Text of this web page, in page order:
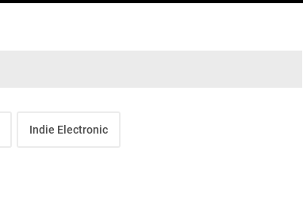
Indie Electronic